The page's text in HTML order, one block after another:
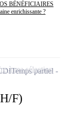
BÉNÉFICIAIRES
enrichissante ?
F)
Temps partiel
à ma sélection